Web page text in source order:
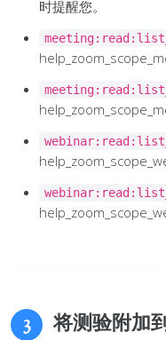
时提醒您。
3 将测验附加